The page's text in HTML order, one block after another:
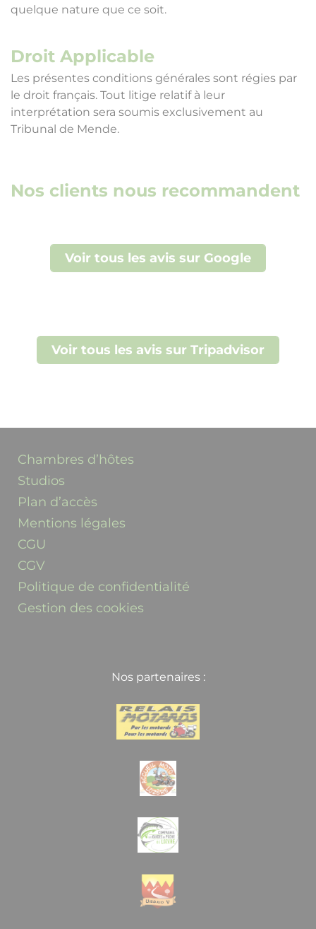
quelque nature que ce soit.
Droit Applicable
Les présentes conditions générales sont régies par
le droit français. Tout litige relatif à leur
interprétation sera soumis exclusivement au
Tribunal de Mende.
Nos clients nous recommandent
Voir tous les avis sur Google
Voir tous les avis sur Tripadvisor
Chambres d’hôtes
Studios
Plan d’accès
Mentions légales
CGU
CGV
Politique de confidentialité
Gestion des cookies
Nos partenaires :